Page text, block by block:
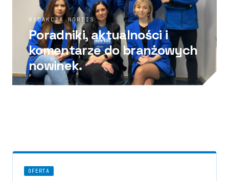
REDAKCJA NORTIS
Poradniki, aktualności i
komentarze do branżowych
nowinek.
OFERTA